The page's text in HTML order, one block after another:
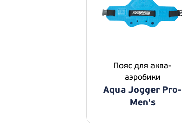
Пояс для аква-
аэробики
Aqua Jogger Pro-
Men's